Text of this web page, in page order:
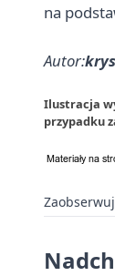
na
Autor:
Ilustracja
przypadku